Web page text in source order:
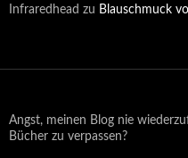
Infraredhead zu Blauschmuck
Angst, meinen Blog nie
Bücher zu verpassen?